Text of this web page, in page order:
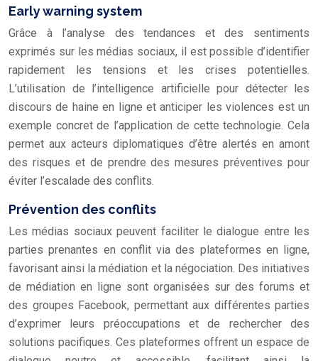
Early warning system
Grâce à l’analyse des tendances et des sentiments
exprimés sur les médias sociaux, il est possible d’identifier
rapidement les tensions et les crises potentielles.
L’utilisation de l’intelligence artificielle pour détecter les
discours de haine en ligne et anticiper les violences est un
exemple concret de l’application de cette technologie. Cela
permet aux acteurs diplomatiques d’être alertés en amont
des risques et de prendre des mesures préventives pour
éviter l’escalade des conflits.
Prévention des conflits
Les médias sociaux peuvent faciliter le dialogue entre les
parties prenantes en conflit via des plateformes en ligne,
favorisant ainsi la médiation et la négociation. Des initiatives
de médiation en ligne sont organisées sur des forums et
des groupes Facebook, permettant aux différentes parties
d’exprimer leurs préoccupations et de rechercher des
solutions pacifiques. Ces plateformes offrent un espace de